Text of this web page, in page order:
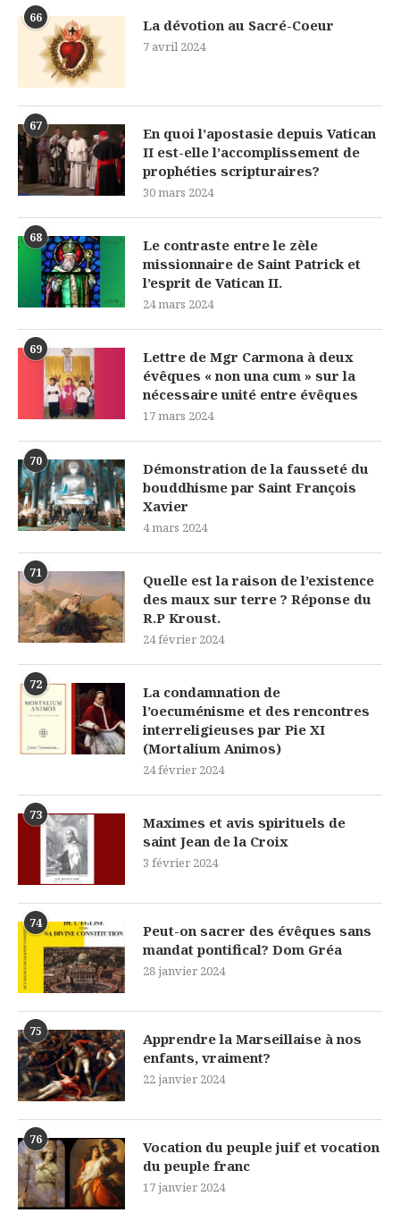
66 La dévotion au Sacré-Coeur
7 avril 2024
67
En quoi l’apostasie depuis Vatican
II est-elle l’accomplissement de
prophéties scripturaires?
30 mars 2024
68
Le contraste entre le zèle
missionnaire de Saint Patrick et
l’esprit de Vatican II.
24 mars 2024
69
Lettre de Mgr Carmona à deux
évêques « non una cum » sur la
nécessaire unité entre évêques
17 mars 2024
70
Démonstration de la fausseté du
bouddhisme par Saint François
Xavier
4 mars 2024
71
Quelle est la raison de l’existence
des maux sur terre ? Réponse du
R.P Kroust.
24 février 2024
72
La condamnation de
l’oecuménisme et des rencontres
interreligieuses par Pie XI
(Mortalium Animos)
24 février 2024
73
Maximes et avis spirituels de
saint Jean de la Croix
3 février 2024
74
Peut-on sacrer des évêques sans
mandat pontifical? Dom Gréa
28 janvier 2024
75
Apprendre la Marseillaise à nos
enfants, vraiment?
22 janvier 2024
76
Vocation du peuple juif et vocation
du peuple franc
17 janvier 2024